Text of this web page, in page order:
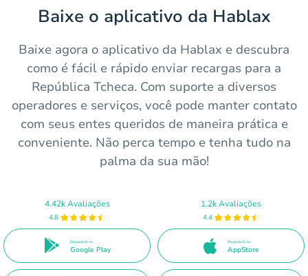
Baixe o aplicativo da Hablax
Baixe agora o aplicativo da Hablax e descubra
como é fácil e rápido enviar recargas para a
República Tcheca. Com suporte a diversos
operadores e serviços, você pode manter contato
com seus entes queridos de maneira prática e
conveniente. Não perca tempo e tenha tudo na
palma da sua mão!
4.42k Avaliações
4.8
Disponível no
Google Play
1.2k Avaliações
4.4
Disponível na
AppStore